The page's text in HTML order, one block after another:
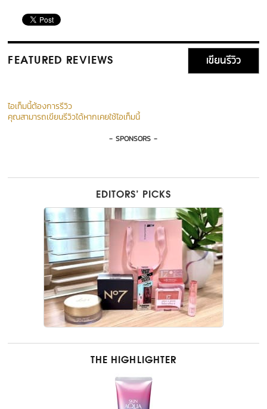
FEATURED REVIEWS เขียนรีวิว
ไอเท็มนี้ต้องการรีวิว
คุณสามารถเขียนรีวิวได้หากเคยใช้ไอเท็มนี้
- SPONSORS -
EDITORS’ PICKS
THE HIGHLIGHTER